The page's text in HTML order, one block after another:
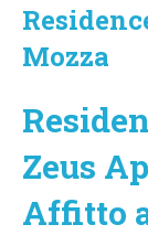
Mozza
Zeus
Affitto